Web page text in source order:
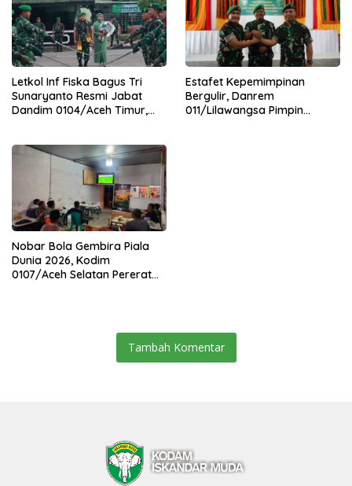
Letkol Inf Fiska Bagus Tri
Sunaryanto Resmi Jabat
Dandim 0104/Aceh Timur,
0104/Atim
Estafet Kepemimpinan
Bergulir, Danrem
011/Lilawangsa Pimpin
Nobar Bola Gembira Piala
Dunia 2026, Kodim
0107/Aceh Selatan Pererat
Tambah Komentar